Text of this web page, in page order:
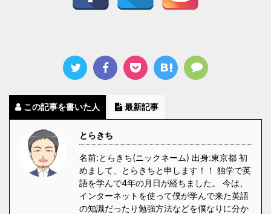
この記事を書いた人 最新記事
とらきち
名前:とらきち(ニックネーム) 出身:東京都 初
めまして、とらきちと申します！！ 独学で英
語を学んで4年の月日が経ちました。 今は、
インターネットを使って僕が学んで来た英語
の知識だったり勉強方法などを僕なりに分か